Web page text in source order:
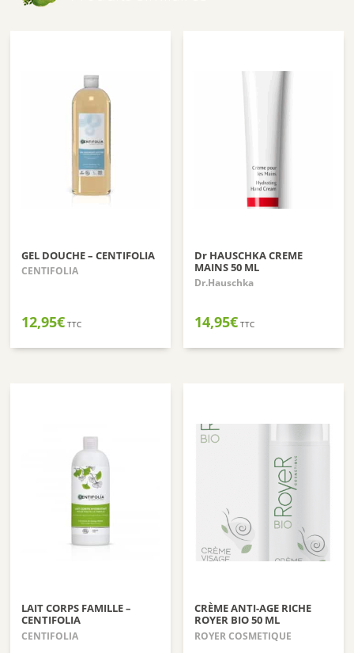
GEL DOUCHE – CENTIFOLIA
CENTIFOLIA
12,95€ TTC
Dr HAUSCHKA CREME
MAINS 50 ML
Dr.Hauschka
14,95€ TTC
LAIT CORPS FAMILLE –
CENTIFOLIA
CENTIFOLIA
CRÈME ANTI-AGE RICHE
ROYER BIO 50 ML
ROYER COSMETIQUE